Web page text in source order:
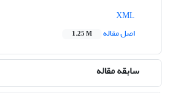
اصل مقاله
1.25 M
سابقه مقاله